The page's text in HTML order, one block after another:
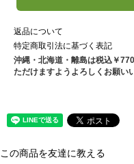
返品について
特定商取引法に基づく表記
沖縄・北海道・離島は税込￥
ただけますようよろしくお願い
この商品を友達に教える